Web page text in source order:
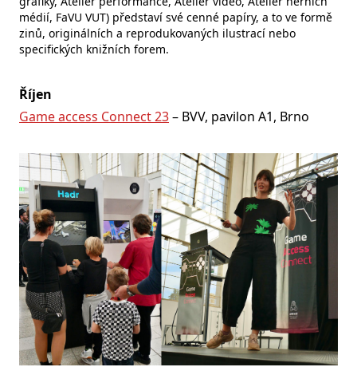
médií, FaVU VUT) představí své cenné papíry, a to ve formě
zinů, originálních a reprodukovaných ilustrací nebo
specifických knižních forem.
Říjen
Game access Connect 23– BVV, pavilon A1, Brno